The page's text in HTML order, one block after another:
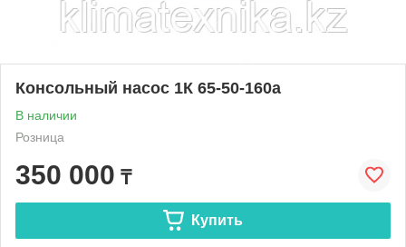
Консольный насос 1К 65-50-160а
В наличии
Розница
350 000 ₸
Купить